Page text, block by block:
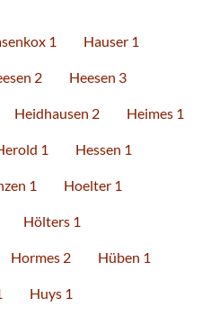
1 Hauser 1
2 Heesen 3
Heidhausen 2 Heimes 1
1 Hessen 1
1 Hoelter 1
Hölters 1
Hormes 2 Hüben 1
Huys 1